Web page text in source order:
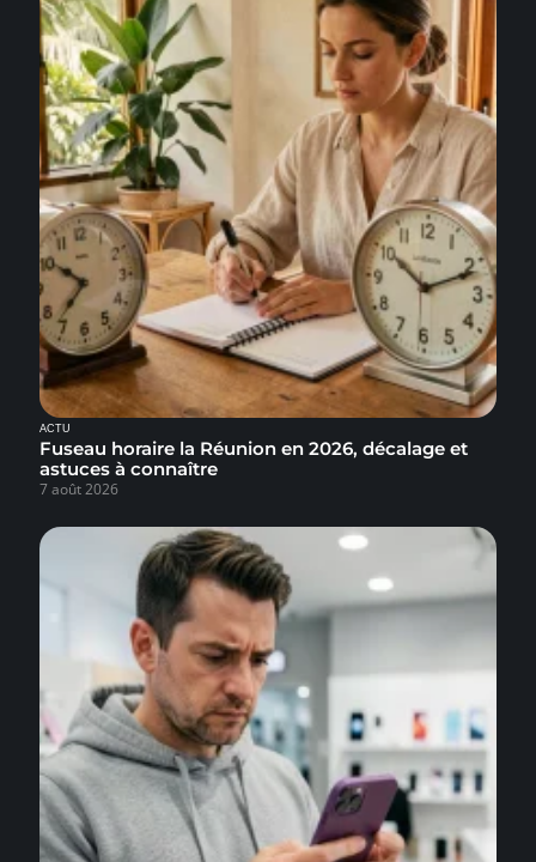
ACTU
Fuseau horaire la Réunion en 2026, décalage et
astuces à connaître
7 août 2026